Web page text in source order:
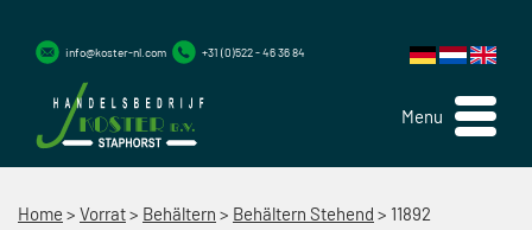
Menu
info@koster-nl.com +31 (0)522 - 46 36 84
Home > Vorrat> Behältern > Behältern Stehend > 11892